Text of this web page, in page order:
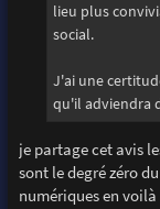
lieu plus
social.
J'ai une
qu'il adviendra
je partage cet avis
sont le degré zéro
numériques en